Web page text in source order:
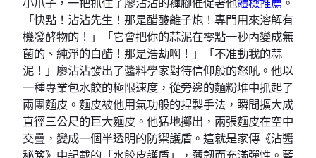
「快點！沾沾先生！那是醋酸離子炮！專門用來溶解有
機發酵物的！」「它會把你的蒜泥在零點一秒內變成無
菌的、純淨的白醋！那是浩劫啊！」「不准動我的蒜
泥！」廖沾沾發出了醬料學家對待信仰般的怒吼。他以
一種專業包水餃的極限速度，從旁邊的麵粉堆中抓起了
兩團麵皮。麵皮被他用氣功般的捏製手法，瞬間擴大成
直徑三公尺的巨大麵皮。他猛地擲出，兩張麵皮在空中
交疊，變成一個半透明的防禦護盾。這就是家傳《沾醬